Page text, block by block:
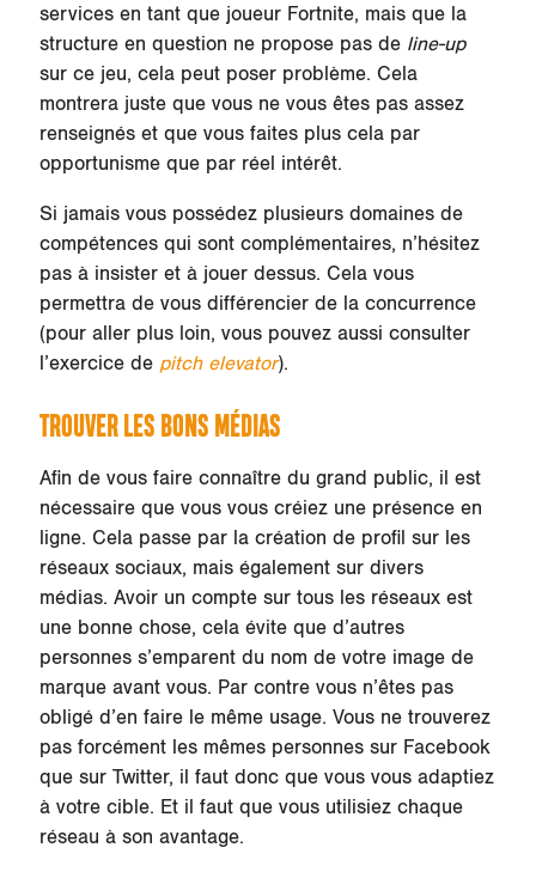
services en tant que joueur Fortnite, mais que la
structure en question ne propose pas de line-up
sur ce jeu, cela peut poser problème. Cela
montrera juste que vous ne vous êtes pas assez
renseignés et que vous faites plus cela par
opportunisme que par réel intérêt.
Si jamais vous possédez plusieurs domaines de
compétences qui sont complémentaires, n’hésitez
pas à insister et à jouer dessus. Cela vous
permettra de vous différencier de la concurrence
(pour aller plus loin, vous pouvez aussi consulter
l’exercice de pitch elevator).
TROUVER LES BONS MÉDIAS
Afin de vous faire connaître du grand public, il est
nécessaire que vous vous créiez une présence en
ligne. Cela passe par la création de profil sur les
réseaux sociaux, mais également sur divers
médias. Avoir un compte sur tous les réseaux est
une bonne chose, cela évite que d’autres
personnes s’emparent du nom de votre image de
marque avant vous. Par contre vous n’êtes pas
obligé d’en faire le même usage. Vous ne trouverez
pas forcément les mêmes personnes sur Facebook
que sur Twitter, il faut donc que vous vous adaptiez
à votre cible. Et il faut que vous utilisiez chaque
réseau à son avantage.